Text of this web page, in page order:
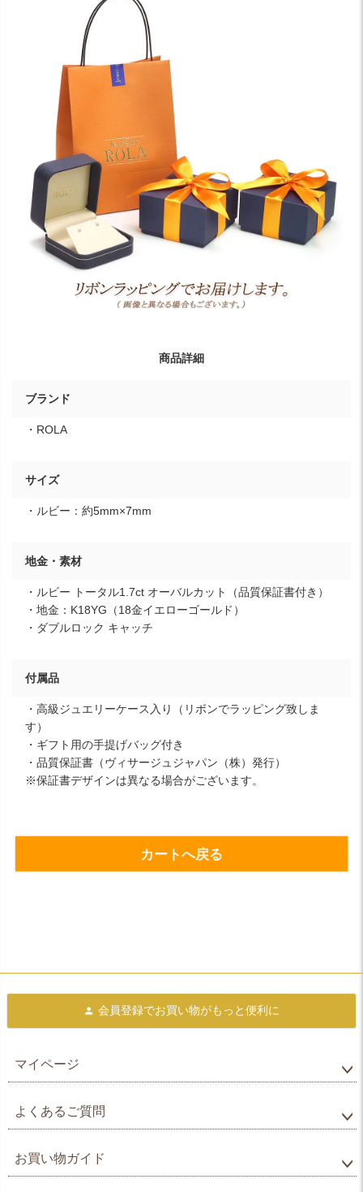
商品詳細
ブランド
・ROLA
サイズ
・ルビー：約5mm×7mm
地金・素材
・ルビー トータル1.7ct オーバルカット（品質保証書付き）
・地金：K18YG（18金イエローゴールド）
・ダブルロック キャッチ
付属品
・高級ジュエリーケース入り（リボンでラッピング致しま
す）
・ギフト用の手提げバッグ付き
・品質保証書（ヴィサージュジャパン（株）発行）
※保証書デザインは異なる場合がございます。
カートへ戻る
会員登録でお買い物がもっと便利に
マイページ
よくあるご質問
お買い物ガイド